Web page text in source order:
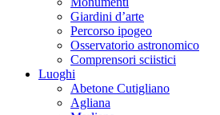
Giardini d’arte
Percorso ipogeo
Osservatorio astronomico
Comprensori sciistici
Luoghi
Abetone Cutigliano
Agliana